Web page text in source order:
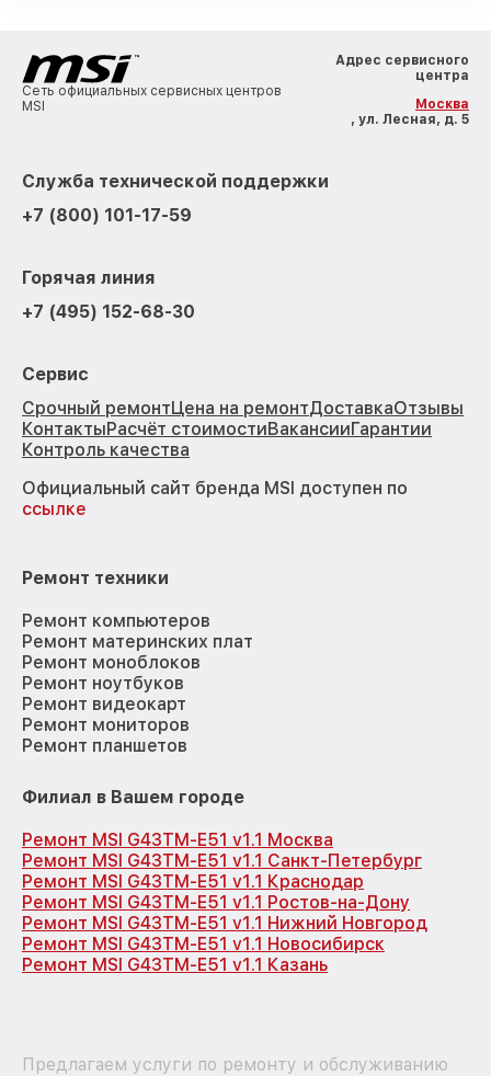
Сеть официальных сервисных центров
MSI
Адрес сервисного
центра
Москва
, ул. Лесная, д. 5
Служба технической поддержки
+7 (800) 101-17-59
Горячая линия
+7 (495) 152-68-30
Сервис
Срочный ремонтЦена на ремонтДоставкаОтзывы
КонтактыРасчёт стоимостиВакансииГарантии
Контроль качества
Официальный сайт бренда MSI доступен по
ссылке
Ремонт техники
Ремонт компьютеров
Ремонт материнских плат
Ремонт моноблоков
Ремонт ноутбуков
Ремонт видеокарт
Ремонт мониторов
Ремонт планшетов
Филиал в Вашем городе
Ремонт MSI G43TM-E51 v1.1 Москва
Ремонт MSI G43TM-E51 v1.1 Санкт-Петербург
Ремонт MSI G43TM-E51 v1.1 Краснодар
Ремонт MSI G43TM-E51 v1.1 Ростов-на-Дону
Ремонт MSI G43TM-E51 v1.1 Нижний Новгород
Ремонт MSI G43TM-E51 v1.1 Новосибирск
Ремонт MSI G43TM-E51 v1.1 Казань
Предлагаем услуги по ремонту и обслуживанию